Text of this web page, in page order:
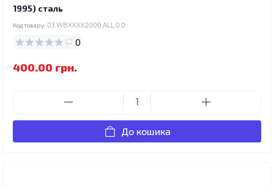
1995) сталь
Код товару: 03.WBXXXX2000.ALL.0.0
0
400.00 грн.
До кошика